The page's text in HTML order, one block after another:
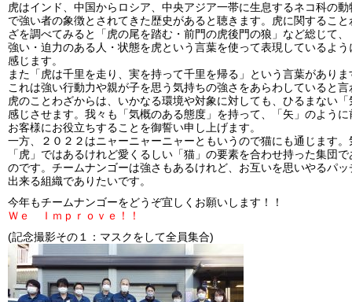
虎はインド、中国からロシア、中央アジア一帯に生息するネコ科の動
で強い者の象徴とされてきた歴史があると聴きます。虎に関すること
ざを調べてみると「虎の尾を踏む・前門の虎後門の狼」など総じて、
強い・迫力のある人・状態を虎という言葉を使って表現しているよう
感じます。
また「虎は千里を走り、実を持って千里を帰る」という言葉がありま
これは強い行動力や親が子を思う気持ちの強さをあらわしていると
虎のことわざからは、いかなる環境や対象に対しても、ひるまない「
感じさせます。我々も「気概のある態度」を持って、「矢」のように
お客様にお役立ちすることを御誓い申し上げます。
一方、２０２２はニャーニャーニャーともいうので猫にも通じます。
「虎」ではあるけれど愛くるしい「猫」の要素を合わせ持った集団
のです。チームナンゴーは強さもあるけれど、お互いを思いやるパッ
出来る組織でありたいです。
今年もチームナンゴーをどうぞ宜しくお願いします！！
Ｗｅ Ｉｍｐｒｏｖｅ！！
(記念撮影その１：マスクをして全員集合)